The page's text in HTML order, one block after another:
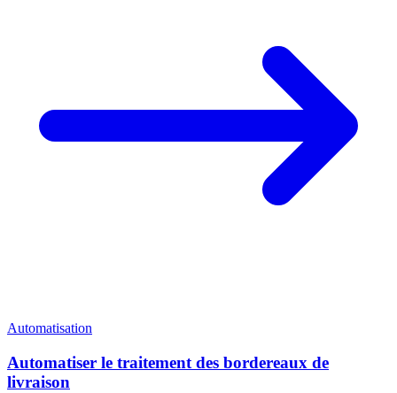
Automatisation
Automatiser le traitement des bordereaux de
livraison